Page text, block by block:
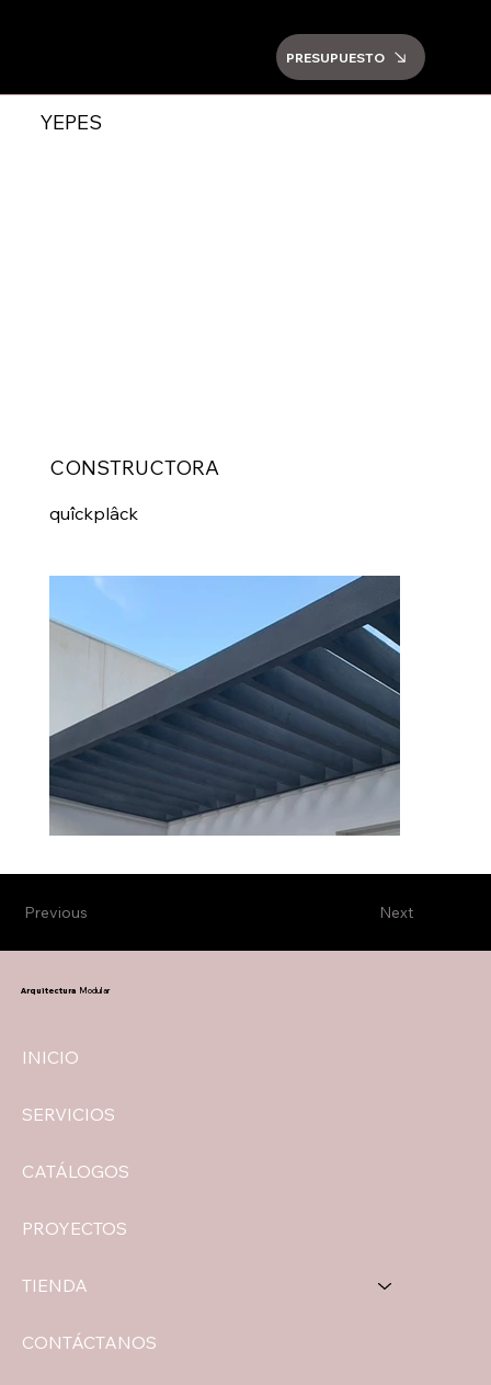
PRESUPUESTO
YEPES
quîckplâck
CONSTRUCTORA
Next
Previous
INICIO
SERVICIOS
CATÁLOGOS
PROYECTOS
TIENDA
CONTÁCTANOS
Arquitectura Modular